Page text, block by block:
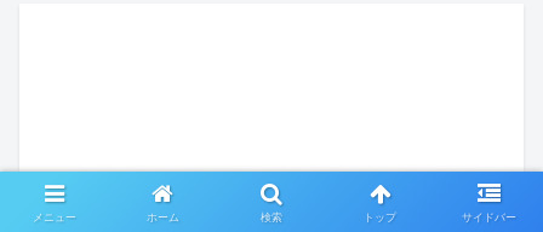
メニュー ホーム 検索 トップ サイドバー